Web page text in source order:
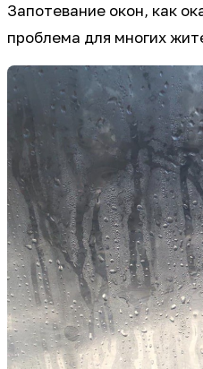
Запотевание окон, как
проблема для многих